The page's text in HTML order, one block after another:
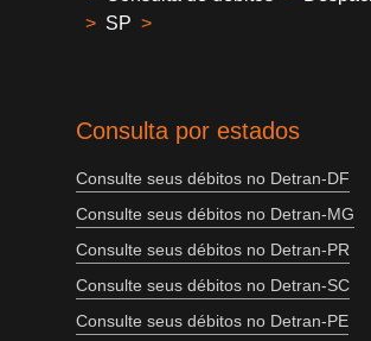
> SP >
Consulta por estados
Consulte seus débitos no Detran-DF
Consulte seus débitos no Detran-MG
Consulte seus débitos no Detran-PR
Consulte seus débitos no Detran-SC
Consulte seus débitos no Detran-PE